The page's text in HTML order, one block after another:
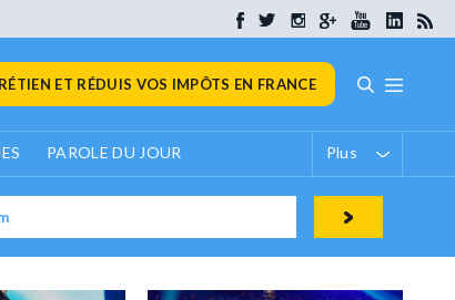
ET RÉDUIS VOS IMPÔTS EN FRANCE
PAROLE DU JOUR Plus